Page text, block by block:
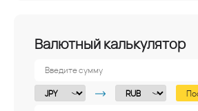
Валютный калькулятор